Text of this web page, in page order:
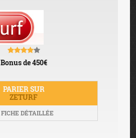
Bonus de 450€
PARIER SUR
ZETURF
FICHE DÉTAILLÉE